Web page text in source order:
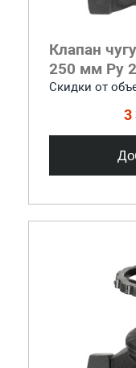
Клапан
250 мм Ру
Скидки от
3